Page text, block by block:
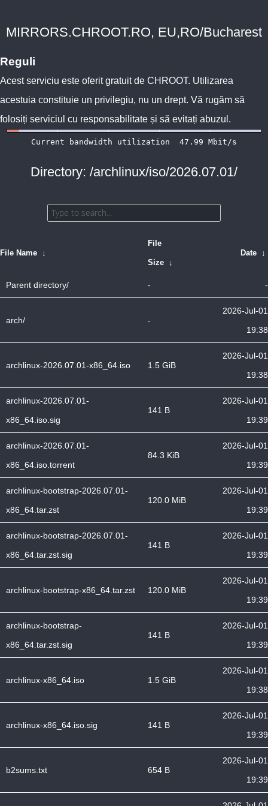
MIRRORS.CHROOT.RO, EU,RO/Bucharest
Reguli
Acest serviciu este oferit gratuit de CHROOT. Utilizarea
acestuia constituie un privilegiu, nu un drept. Vă rugăm să
folosiți serviciul cu responsabilitate și să evitați abuzul.
Directory: /archlinux/iso/2026.07.01/
File Name ↓
File
Size ↓
Date ↓
Parent directory/ - -
arch/ -
2026-Jul-01
19:38
archlinux-2026.07.01-x86_64.iso 1.5 GiB
2026-Jul-01
19:38
archlinux-2026.07.01-
x86_64.iso.sig
141 B
2026-Jul-01
19:39
archlinux-2026.07.01-
x86_64.iso.torrent
84.3 KiB
2026-Jul-01
19:39
archlinux-bootstrap-2026.07.01-
x86_64.tar.zst
120.0 MiB
2026-Jul-01
19:39
archlinux-bootstrap-2026.07.01-
x86_64.tar.zst.sig
141 B
2026-Jul-01
19:39
archlinux-bootstrap-x86_64.tar.zst 120.0 MiB
2026-Jul-01
19:39
archlinux-bootstrap-
x86_64.tar.zst.sig
141 B
2026-Jul-01
19:39
archlinux-x86_64.iso 1.5 GiB
2026-Jul-01
19:38
archlinux-x86_64.iso.sig 141 B
2026-Jul-01
19:39
b2sums.txt 654 B
2026-Jul-01
19:39